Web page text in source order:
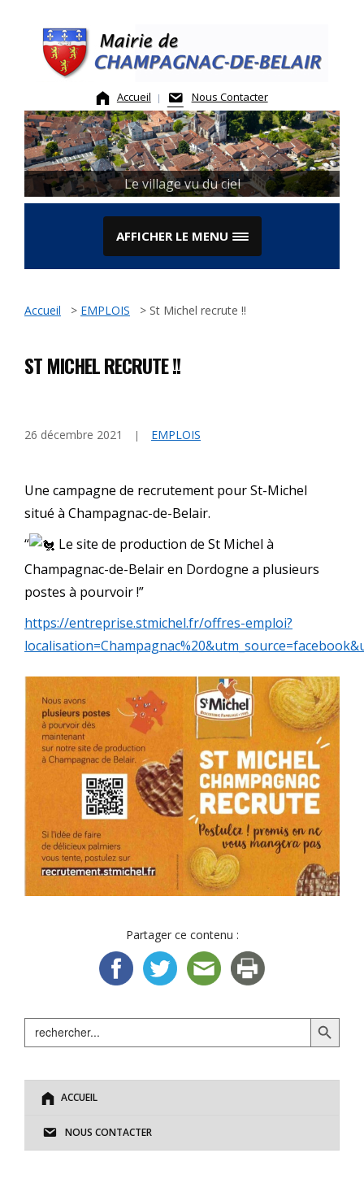
content
Accueil Nous Contacter
Le village vu du ciel
La Mairie
AFFICHER LE MENU
Accueil > EMPLOIS > St Michel recrute !!
Search Search Button
ACCUEIL
NOUS CONTACTER
ST MICHEL RECRUTE !!
26 décembre 2021 EMPLOIS
Une campagne de recrutement pour St-Michel
situé à Champagnac-de-Belair.
“
Le site de production de St Michel à
Champagnac-de-Belair en Dordogne a plusieurs
postes à pourvoir !”
https://entreprise.stmichel.fr/offres-emploi?
Partager ce contenu :